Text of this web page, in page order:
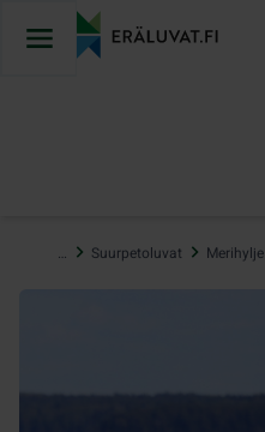
sisältöön
… Suurpetoluvat Merihylje